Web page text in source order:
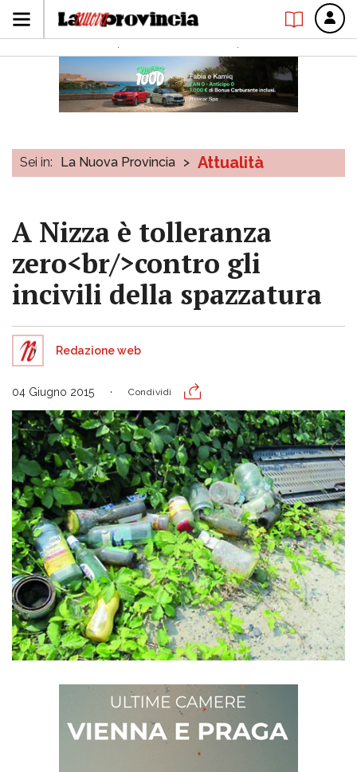
Sei in: La Nuova Provincia > Attualità
A Nizza è tolleranza
zero<br/>contro gli
incivili della spazzatura
Redazione web
04 Giugno 2015 Condividi